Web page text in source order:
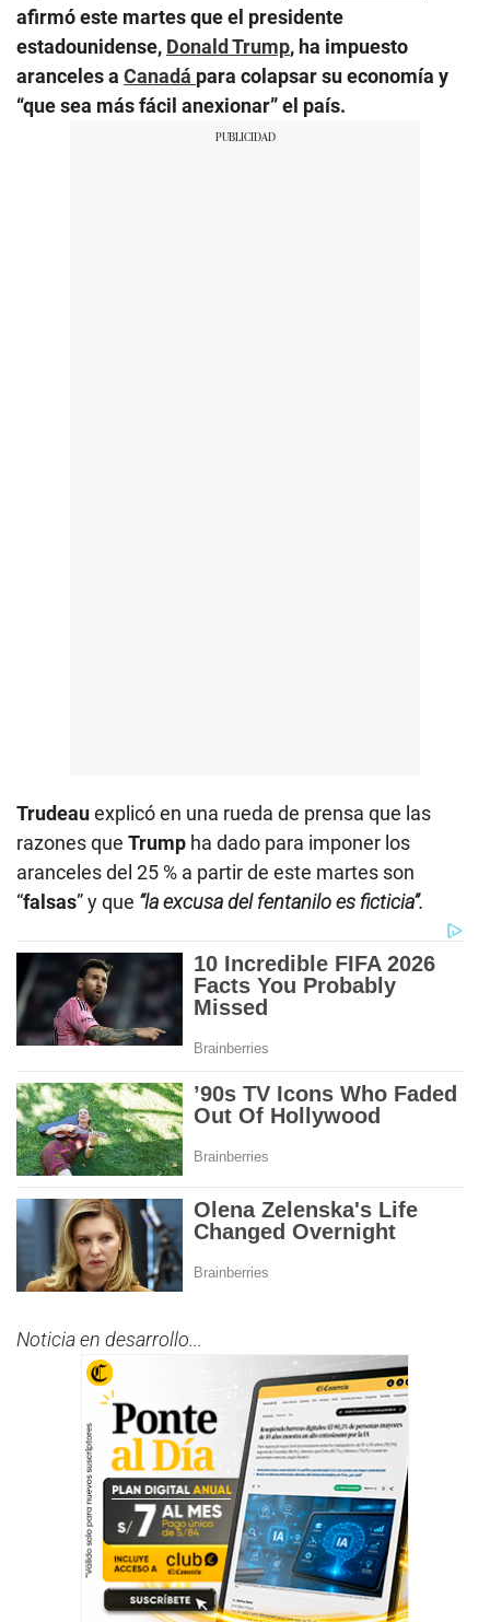
afirmó este martes que el presidente
estadounidense, Donald Trump, ha impuesto
aranceles a Canadá para colapsar su economía y
“que sea más fácil anexionar” el país.
Trudeauexplicó en una rueda de prensa que las
razones que Trump ha dado para imponer los
aranceles del 25 % a partir de este martes son
“falsas” y que “la excusa del fentanilo es ficticia”.
Noticia en desarrollo...